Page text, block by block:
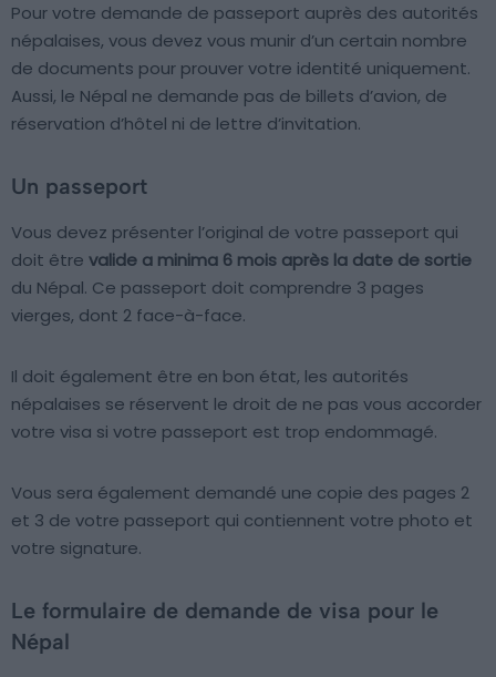
Pour votre demande de passeport auprès des autorités
népalaises, vous devez vous munir d’un certain nombre
de documents pour prouver votre identité uniquement.
Aussi, le Népal ne demande pas de billets d’avion, de
réservation d’hôtel ni de lettre d’invitation.
Un passeport
Vous devez présenter l’original de votre passeport qui
doit être valide a minima 6 mois après la date de sortie
du Népal. Ce passeport doit comprendre 3 pages
vierges, dont 2 face-à-face.
Il doit également être en bon état, les autorités
népalaises se réservent le droit de ne pas vous accorder
votre visa si votre passeport est trop endommagé.
Vous sera également demandé une copie des pages 2
et 3 de votre passeport qui contiennent votre photo et
votre signature.
Le formulaire de demande de visa pour le
Népal